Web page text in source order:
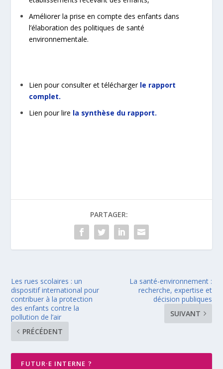
Améliorer la prise en compte des enfants dans
l’élaboration des politiques de santé
environnementale.
Lien pour consulter et télécharger le rapport
complet.
Lien pour lire la synthèse du rapport.
PARTAGER:
Les rues scolaires : un
dispositif international pour
contribuer à la protection
des enfants contre la
pollution de l’air
PRÉCÉDENT
La santé-environnement :
recherche, expertise et
décision publiques
SUIVANT
FUTUR·E INTERNE ?